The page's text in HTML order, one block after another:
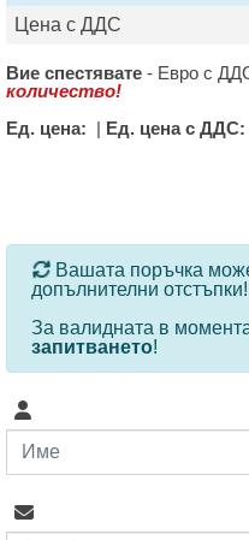
Цена с ДДС
Вие спестявате - Евро с
количество!
Ед. цена: | Ед. цена с ДДС:
За определени
Вашата поръчка
допълнителни отстъпки!
За валидната в
запитването!